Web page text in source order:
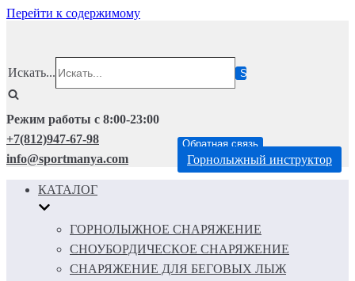
Перейти к содержимому
Искать...
Режим работы с 8:00-23:00
+7(812)947-67-98
info@sportmanya.com
Обратная связь
Горнолыжный инструктор
КАТАЛОГ
ГОРНОЛЫЖНОЕ СНАРЯЖЕНИЕ
СНОУБОРДИЧЕСКОЕ СНАРЯЖЕНИЕ
СНАРЯЖЕНИЕ ДЛЯ БЕГОВЫХ ЛЫЖ